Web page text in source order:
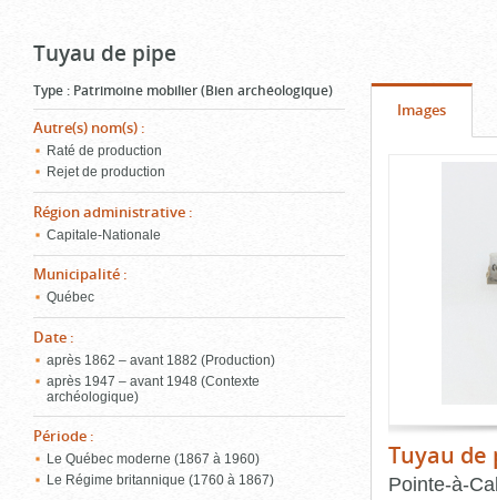
Tuyau de pipe
Type : Patrimoine mobilier (Bien archéologique)
Autre(s) nom(s) :
Raté de production
Rejet de production
Région administrative :
Capitale-Nationale
Municipalité :
Québec
Date :
après 1862 – avant 1882 (Production)
après 1947 – avant 1948 (Contexte
archéologique)
Période :
Le Québec moderne (1867 à 1960)
Le Régime britannique (1760 à 1867)
Onglet
Images(cliquer
pour
Tuyau de
Pointe-à-